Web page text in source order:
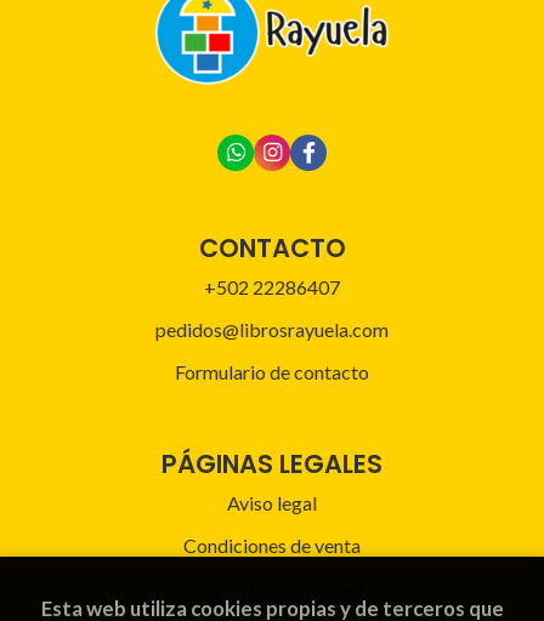
CONTACTO
+502 22286407
pedidos@librosrayuela.com
Formulario de contacto
PÁGINAS LEGALES
Aviso legal
Condiciones de venta
Esta web utiliza cookies propias y de terceros que